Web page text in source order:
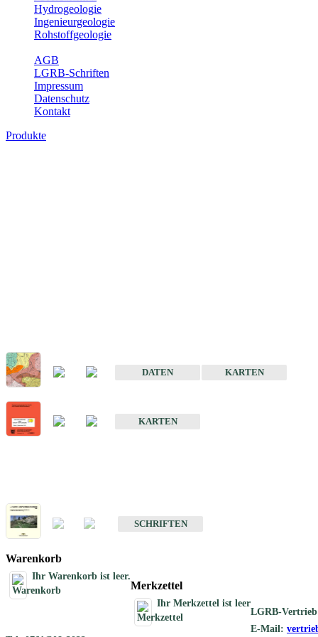
Hydrogeologie
Ingenieurgeologie
Rohstoffgeologie
AGB
LGRB-Schriften
Impressum
Datenschutz
Kontakt
Produkte
DATEN
KARTEN
KARTEN
SCHRIFTEN
Warenkorb
Ihr Warenkorb ist leer.
Merkzettel
Ihr Merkzettel ist leer
LGRB-Vertrieb
E-Mail: